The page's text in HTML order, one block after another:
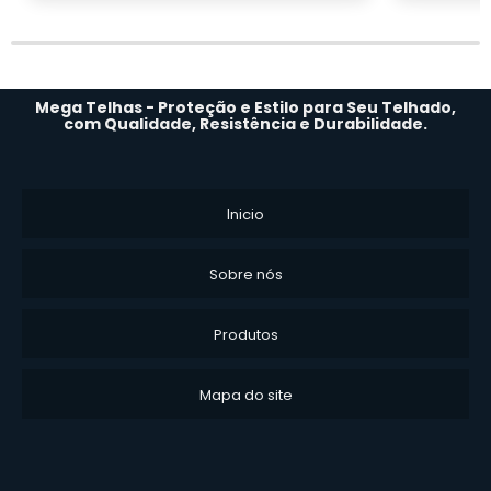
Mega Telhas - Proteção e Estilo para Seu Telhado,
com Qualidade, Resistência e Durabilidade.
Inicio
Sobre nós
Produtos
Mapa do site